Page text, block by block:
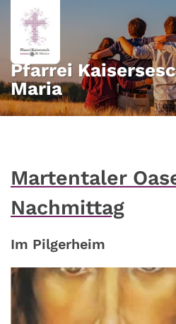
Zum Inhalt springen
Pfarrei
Maria
Martentaler
Nachmittag
Im Pilgerheim